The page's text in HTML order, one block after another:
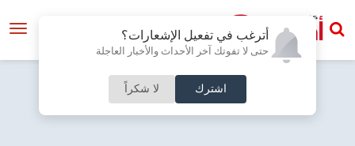
أترغب في تفعيل الإشعارات؟
حتى لا تفوتك آخر الأحداث والأخبار العاجلة
اشترك لا شكراً